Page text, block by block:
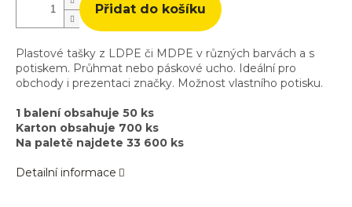
Přidat do košíku
Plastové tašky z LDPE či MDPE v různých barvách a s
potiskem. Průhmat nebo páskové ucho. Ideální pro
obchody i prezentaci značky. Možnost vlastního potisku.
1 balení obsahuje 50 ks
Karton obsahuje 700 ks
Na paletě najdete 33 600 ks
Detailní informace